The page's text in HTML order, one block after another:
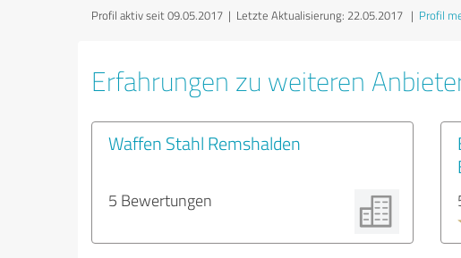
Profil aktiv seit 09.05.2017 | Letzte Aktualisierung: 22.05.2017 | Profil
Erfahrungen zu weiteren
Waffen Stahl Remshalden
5 Bewertungen